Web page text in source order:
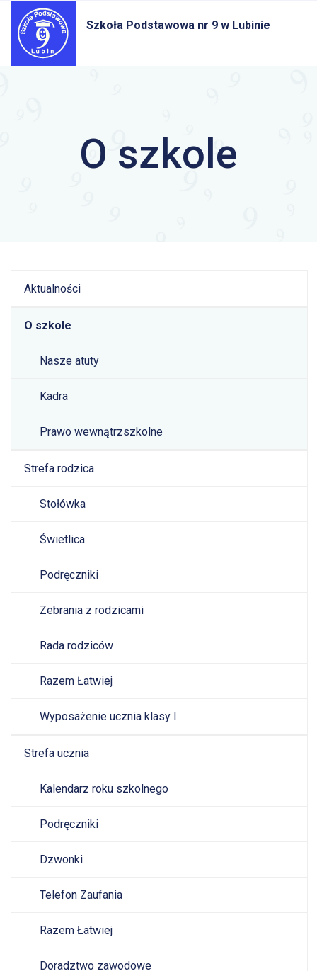
Szkoła Podstawowa nr 9 w Lubinie
O szkole
Aktualności
O szkole
Nasze atuty
Kadra
Prawo wewnątrzszkolne
Strefa rodzica
Stołówka
Świetlica
Podręczniki
Zebrania z rodzicami
Rada rodziców
Razem Łatwiej
Wyposażenie ucznia klasy I
Strefa ucznia
Kalendarz roku szkolnego
Podręczniki
Dzwonki
Telefon Zaufania
Razem Łatwiej
Doradztwo zawodowe